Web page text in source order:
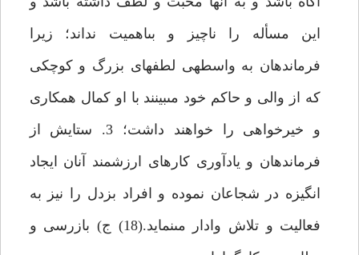
اين مسأله را ناچيز و بى‏اهميت نداند؛ زيرا
فرماندهان به واسطه‏ى لطف‏هاى بزرگ و كوچكى
كه از والى و حاكم خود مى‏بينند با او كمال همكارى
و خيرخواهى را خواهند داشت؛ 3. ستايش از
فرماندهان و يادآورى كارهاى ارزشمند آنان ايجاد
انگيزه در شجاعان نموده و افراد بزدل را نيز به
فعاليت و تلاش وادار مى‏نمايد.(18) ج) بازرسى و